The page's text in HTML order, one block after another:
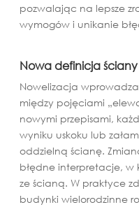
pozwalając na lepsze
wymogów i unikanie
Nowa definicja ściany
Nowelizacja
między pojęciami
nowymi przepisami,
wyniku uskoku lub
oddzielną ścianę.
błędne interpretacje,
ze ścianą. W praktyce
budynki wielorodzinne